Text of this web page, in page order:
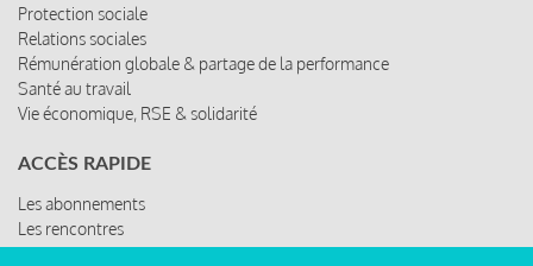
Relations sociales
Rémunération globale & partage de la performance
Santé au travail
Vie économique, RSE & solidarité
Les rencontres
Les ressources